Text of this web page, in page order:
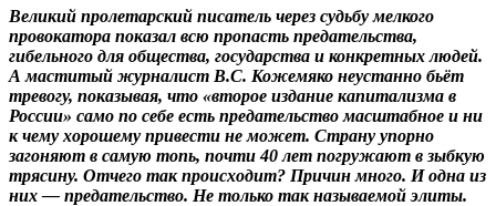
Великий пролетарский писатель через судьбу мелкого
провокатора показал всю пропасть предательства,
гибельного для общества, государства и конкретных людей.
А маститый журналист В.С. Кожемяко неустанно бьёт
тревогу, показывая, что «второе издание капитализма в
России» само по себе есть предательство масштабное и ни
к чему хорошему привести не может. Страну упорно
загоняют в самую топь, почти 40 лет погружают в зыбкую
трясину. Отчего так происходит? Причин много. И одна из
них — предательство. Не только так называемой элиты.